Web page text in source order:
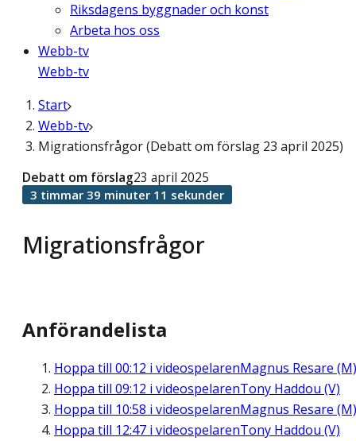
Riksdagens byggnader och konst
Arbeta hos oss
Webb-tv
Webb-tv
Start
Webb-tv
Migrationsfrågor (Debatt om förslag 23 april 2025)
Migrationsfrågor
Debatt om förslag23 april 2025
3 timmar 39 minuter 11 sekunder
Anförandelista
Hoppa till 00:12 i videospelarenMagnus Resare (M)
Hoppa till 09:12 i videospelarenTony Haddou (V)
Hoppa till 10:58 i videospelarenMagnus Resare (M)
Hoppa till 12:47 i videospelarenTony Haddou (V)